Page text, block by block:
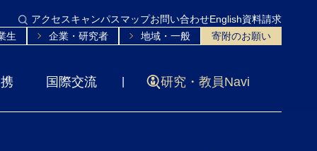
アクセスキャンパスマップお問い合わせEnglish資料請求
生
企業・研究者 地域・一般 寄附のお願い
国際交流 研究・教員Navi